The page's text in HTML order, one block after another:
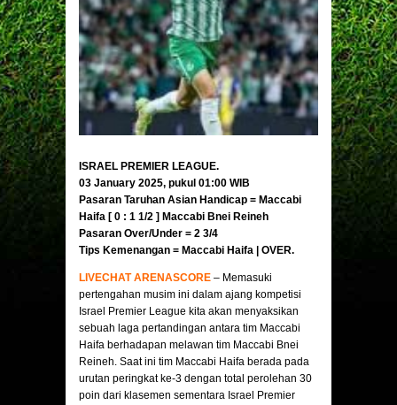
ISRAEL PREMIER LEAGUE.
03 January 2025, pukul 01:00 WIB
Pasaran Taruhan Asian Handicap = Maccabi
Haifa [ 0 : 1 1/2 ] Maccabi Bnei Reineh
Pasaran Over/Under = 2 3/4
Tips Kemenangan = Maccabi Haifa | OVER.
LIVECHAT ARENASCORE – Memasuki
pertengahan musim ini dalam ajang kompetisi
Israel Premier League kita akan menyaksikan
sebuah laga pertandingan antara tim Maccabi
Haifa berhadapan melawan tim Maccabi Bnei
Reineh. Saat ini tim Maccabi Haifa berada pada
urutan peringkat ke-3 dengan total perolehan 30
poin dari klasemen sementara Israel Premier